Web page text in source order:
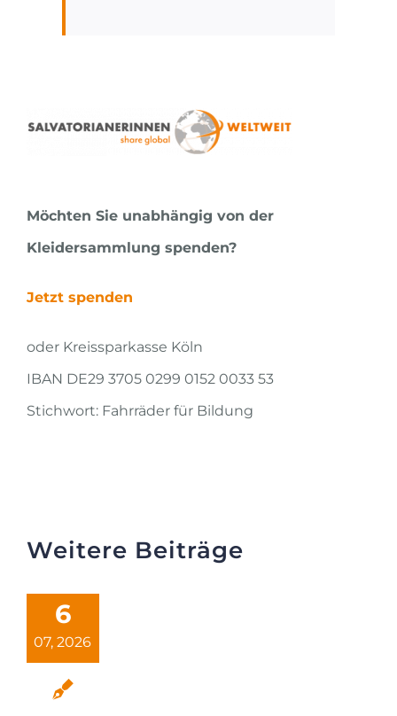
Möchten Sie unabhängig von der
Kleidersammlung spenden?
Jetzt spenden
oder Kreissparkasse Köln
IBAN DE29 3705 0299 0152 0033 53
Stichwort: Fahrräder für Bildung
Weitere Beiträge
6
07, 2026